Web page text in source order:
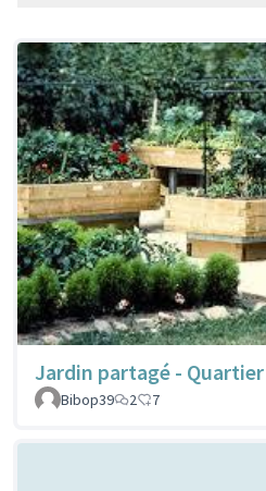
Jardin partagé -
Bibop39
2 7